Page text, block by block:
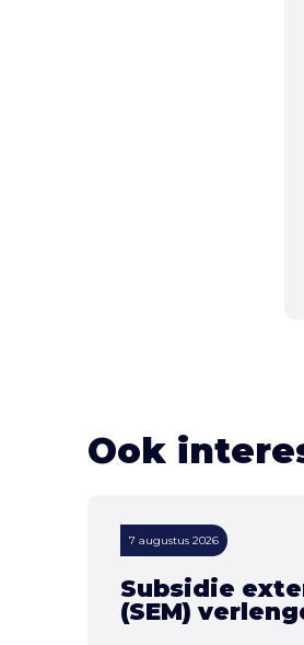
Ook
7 augustus 2026
Subsidie
(SEM)